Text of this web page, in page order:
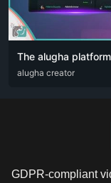
ARA DEU ENG
alugha creator
GDPR-compliant